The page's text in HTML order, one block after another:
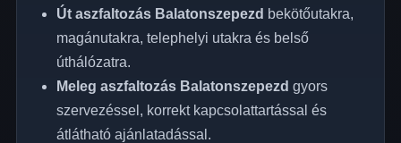
Út aszfaltozás Balatonszepezd bekötőutakra,
magánutakra, telephelyi utakra és belső
úthálózatra.
Meleg aszfaltozás Balatonszepezd gyors
szervezéssel, korrekt kapcsolattartással és
átlátható ajánlatadással.